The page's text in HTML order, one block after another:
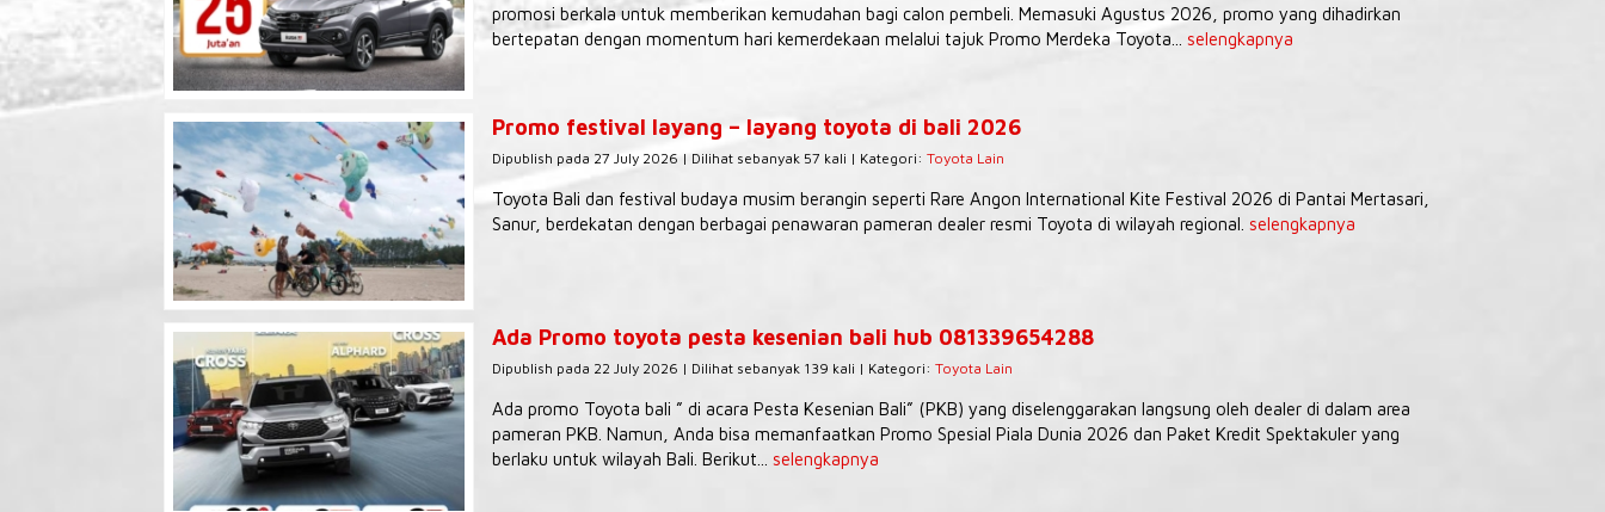
promosi berkala untuk memberikan kemudahan bagi calon pembeli. Memasuki Agustus 2026, promo yang dihadirkan
bertepatan dengan momentum hari kemerdekaan melalui tajuk Promo Merdeka Toyota... selengkapnya
Promo festival layang – layang toyota di bali 2026
Dipublish pada 27 July 2026 | Dilihat sebanyak 57 kali | Kategori: Toyota Lain
Toyota Bali dan festival budaya musim berangin seperti Rare Angon International Kite Festival 2026 di Pantai Mertasari,
Sanur, berdekatan dengan berbagai penawaran pameran dealer resmi Toyota di wilayah regional. selengkapnya
Ada Promo toyota pesta kesenian bali hub 081339654288
Dipublish pada 22 July 2026 | Dilihat sebanyak 139 kali | Kategori: Toyota Lain
Ada promo Toyota bali ” di acara Pesta Kesenian Bali” (PKB) yang diselenggarakan langsung oleh dealer di dalam area
pameran PKB. Namun, Anda bisa memanfaatkan Promo Spesial Piala Dunia 2026 dan Paket Kredit Spektakuler yang
berlaku untuk wilayah Bali. Berikut... selengkapnya